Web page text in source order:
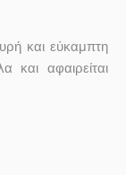
και εύκαμπτη
και αφαιρείται